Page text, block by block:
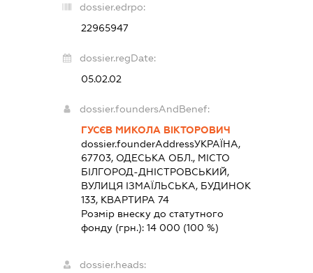
dossier.edrpo:
22965947
dossier.regDate:
05.02.02
dossier.foundersAndBenef:
ГУСЄВ МИКОЛА ВІКТОРОВИЧ
dossier.founderAddressУКРАЇНА,
67703, ОДЕСЬКА ОБЛ., МІСТО
БІЛГОРОД-ДНІСТРОВСЬКИЙ,
ВУЛИЦЯ ІЗМАЇЛЬСЬКА, БУДИНОК
133, КВАРТИРА 74
Розмір внеску до статутного
фонду (грн.): 14 000 (100 %)
dossier.heads: